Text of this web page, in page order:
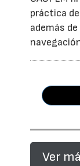
práctica
además
Ver